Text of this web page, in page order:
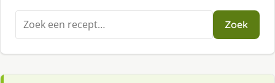
Zoeken
naar:
Zoek